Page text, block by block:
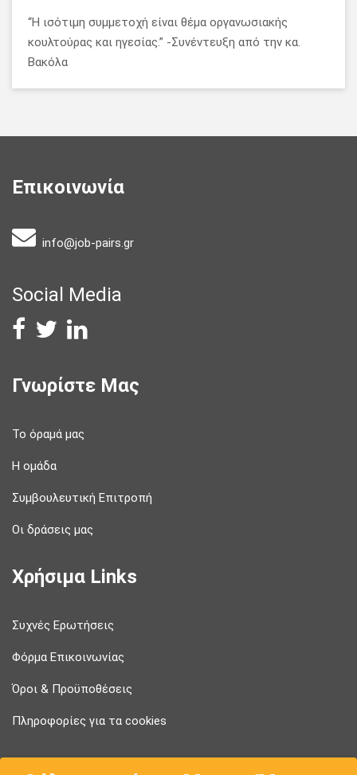
“Η ισότιμη συμμετοχή είναι θέμα οργανωσιακής
κουλτούρας και ηγεσίας.” -Συνέντευξη από την κα.
Βακόλα
Επικοινωνία
info@job-pairs.gr
Social Media
Γνωρίστε Μας
Το όραμά μας
Η ομάδα
Συμβουλευτική Επιτροπή
Οι δράσεις μας
Χρήσιμα Links
Συχνές Ερωτήσεις
Φόρμα Επικοινωνίας
Όροι & Προϋποθέσεις
Πληροφορίες για τα cookies